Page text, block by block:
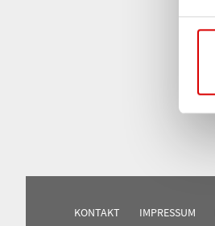
KONTAKT IMPRESSUM